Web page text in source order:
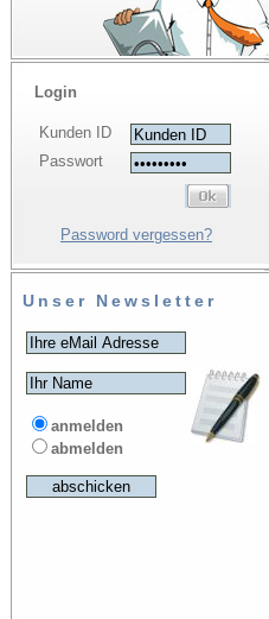
Login
Kunden ID
Passwort
Password vergessen?
Unser Newsletter
anmelden
abmelden